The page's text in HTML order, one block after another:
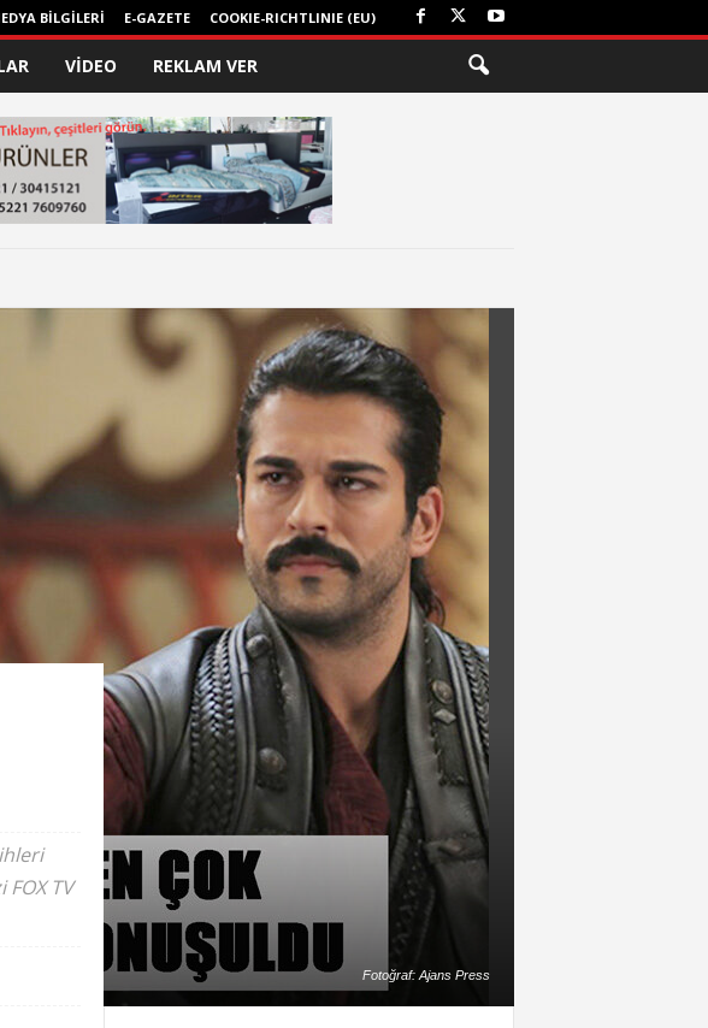
BİLGİLERİ E-GAZETE COOKIE-RICHTLINIE (EU)
VİDEO REKLAM VER
Fotoğraf: Ajans Press
TV